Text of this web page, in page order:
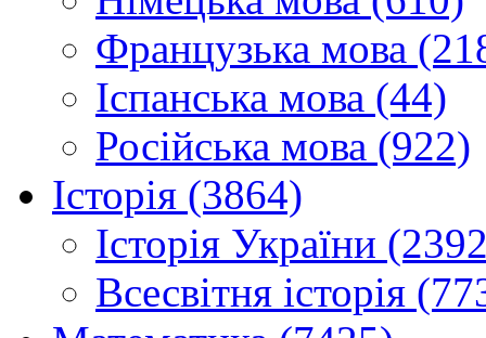
Французька мова
Іспанська мова (44)
Російська мова (922)
Історія (3864)
Історія України
Всесвітня історія